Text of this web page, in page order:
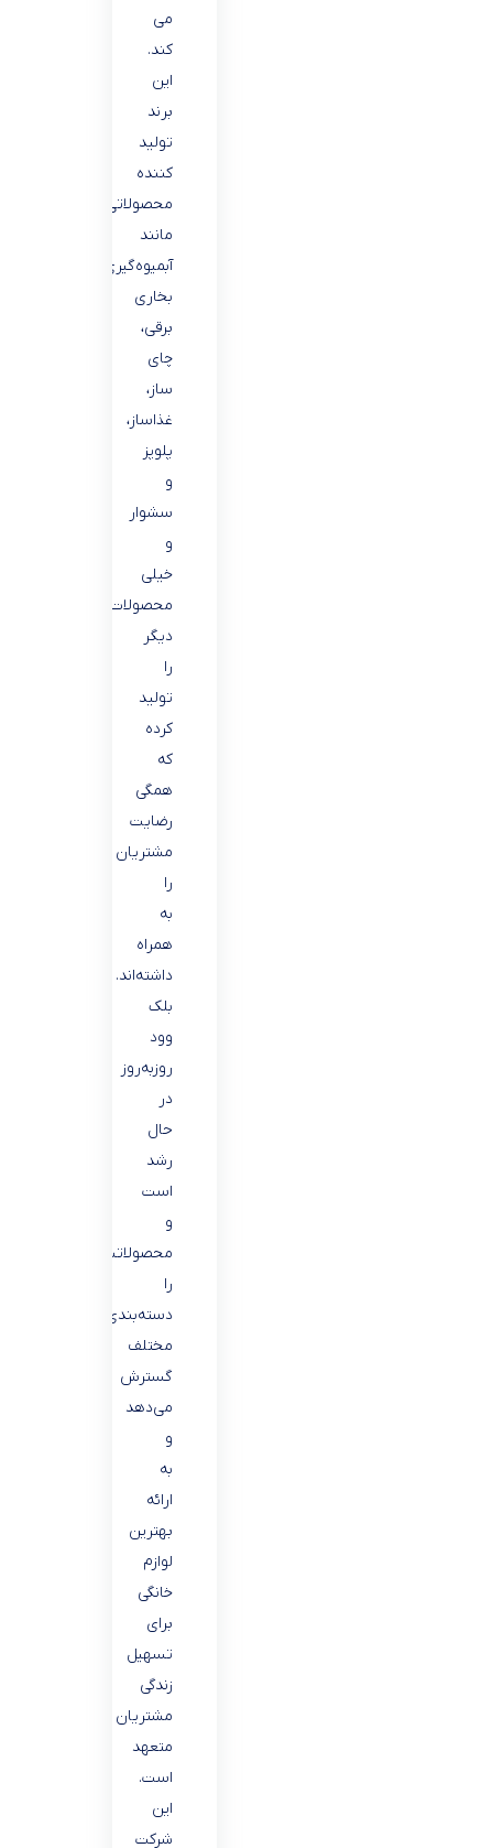
می
کند.
این
برند
تولید
کننده
محصولاتی
مانند
آبمیوه‌گیری،
بخاری
برقی،
چای
ساز،
غذاساز،
پلوپز
و
سشوار
و
خیلی
محصولات
دیگر
را
تولید
کرده
که
همگی
رضایت
مشتریان
را
به
همراه
داشته‌اند.
بلک
وود
روز‌به‌روز
در
حال
رشد
است
و
محصولاتش
را
دسته‌بندی‌های
مختلف
گسترش
می‌دهد
و
به
ارائه
بهترین
لوازم
خانگی
برای
تسهیل
زندگی
مشتریان
متعهد
است.
این
شرکت